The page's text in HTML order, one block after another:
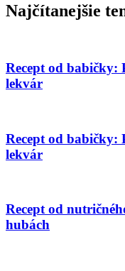
Najčítanejšie
Recept od babičky:
lekvár
Recept od babičky:
lekvár
Recept od
hubách